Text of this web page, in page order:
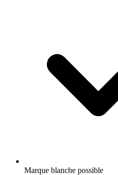
Marque blanche possible